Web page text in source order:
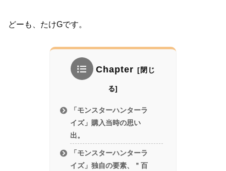
どーも、たけGです。
Chapter
「モンスターハンターラ
イズ」購入当時の思い
出。
「モンスターハンターラ
イズ」独自の要素、＂百